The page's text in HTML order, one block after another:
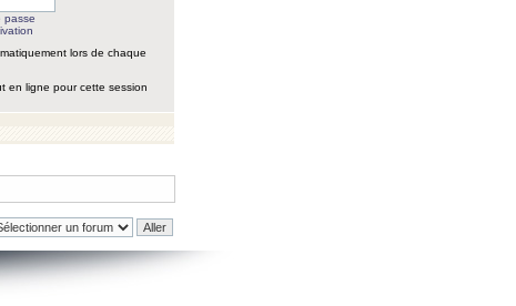
passe
lors de chaque
en ligne pour cette session